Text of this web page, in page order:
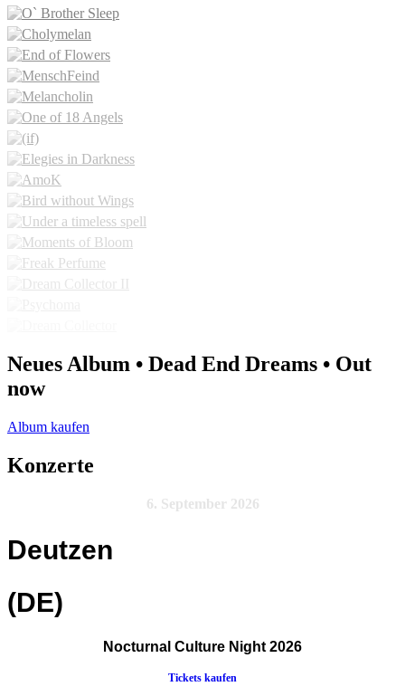
Neues Album • Dead End Dreams • Out
now
Album kaufen
Konzerte
6. September 2026
Deutzen
(DE)
Nocturnal Culture Night 2026
Tickets kaufen